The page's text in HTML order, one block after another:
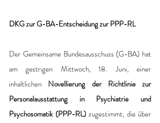
DKG zur G-BA-Entscheidung zur PPP-RL
Der Gemeinsame Bundesausschuss (G-BA) hat
am gestrigen Mittwoch, 18. Juni, einer
inhaltlichen Novellierung der Richtlinie zur
Personalausstattung in Psychiatrie und
Psychosomatik (PPP-RL) zugestimmt, die über